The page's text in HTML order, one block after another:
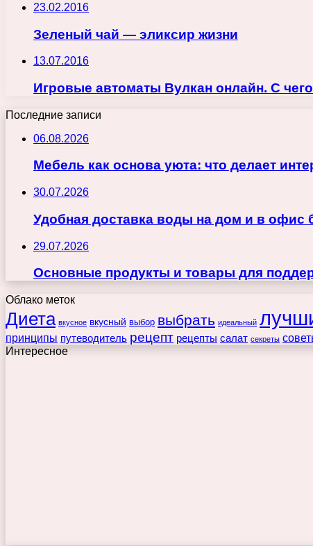
23.02.2016
Зеленый чай — эликсир жизни
13.07.2016
Игровые автоматы Вулкан онлайн. С
Последние записи
06.08.2026
Мебель как основа уюта: что делает
30.07.2026
Удобная доставка воды на дом и в офис
29.07.2026
Основные продукты и товары для
Облако меток
Диета вкусное вкусный выбор выбрать идеальный
принципы путеводитель рецепт рецепты салат секреты
Интересное